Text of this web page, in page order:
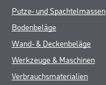
Putze- und Spachtelmassen
Bodenbeläge
Wand- & Deckenbeläge
Werkzeuge & Maschinen
Verbrauchsmaterialien